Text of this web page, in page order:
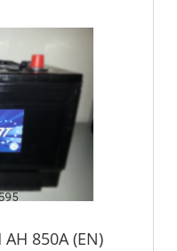
850A (EN)